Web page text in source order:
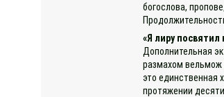
богослова,
«Я лиру посвятил
Дополнительная
размахом вельмож
это единственная
протяжении